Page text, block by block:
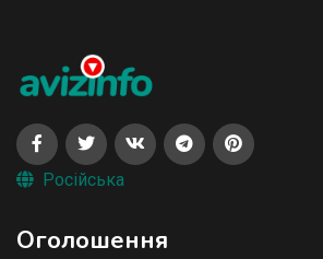
Російська
Оголошення